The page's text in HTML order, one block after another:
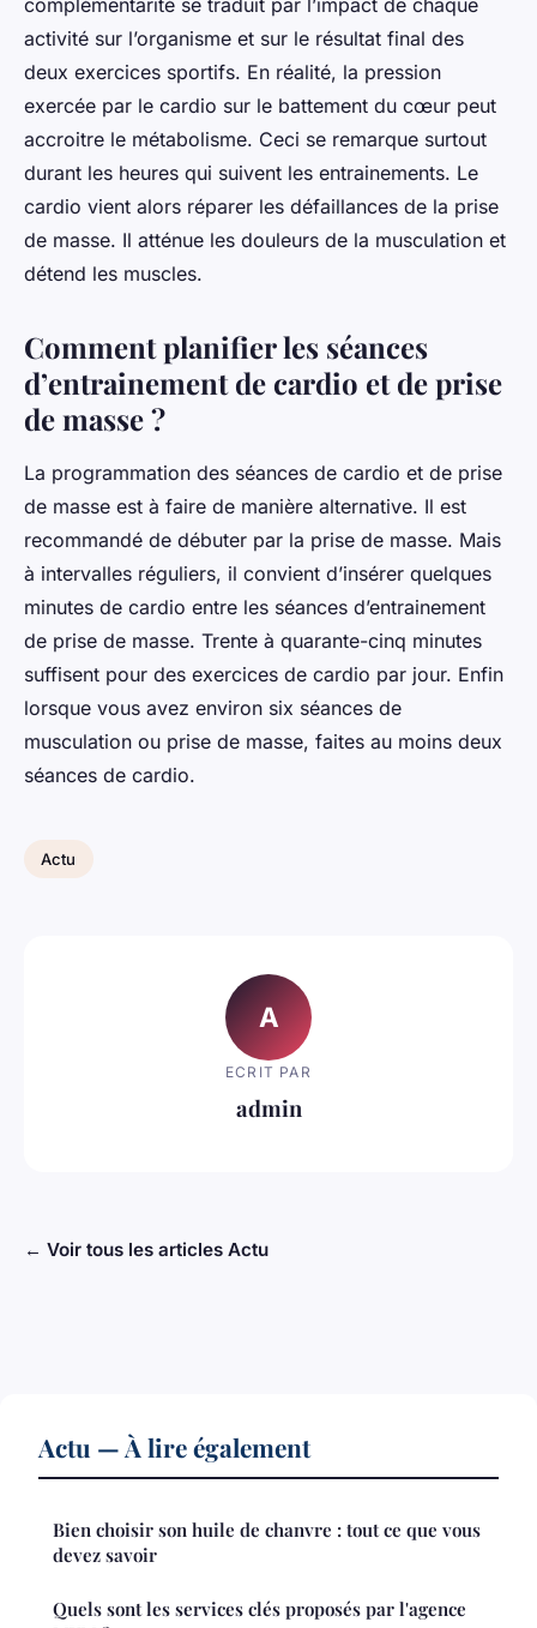
complémentarité se traduit par l’impact de chaque
activité sur l’organisme et sur le résultat final des
deux exercices sportifs. En réalité, la pression
exercée par le cardio sur le battement du cœur peut
accroitre le métabolisme. Ceci se remarque surtout
durant les heures qui suivent les entrainements. Le
cardio vient alors réparer les défaillances de la prise
de masse. Il atténue les douleurs de la musculation et
détend les muscles.
Comment planifier les séances
d’entrainement de cardio et de prise
de masse ?
La programmation des séances de cardio et de prise
de masse est à faire de manière alternative. Il est
recommandé de débuter par la prise de masse. Mais
à intervalles réguliers, il convient d’insérer quelques
minutes de cardio entre les séances d’entrainement
de prise de masse. Trente à quarante-cinq minutes
suffisent pour des exercices de cardio par jour. Enfin
lorsque vous avez environ six séances de
musculation ou prise de masse, faites au moins deux
séances de cardio.
Actu
A
ECRIT PAR
admin
← Voir tous les articles Actu
Actu — À lire également
Bien choisir son huile de chanvre : tout ce que vous
devez savoir
Quels sont les services clés proposés par l'agence